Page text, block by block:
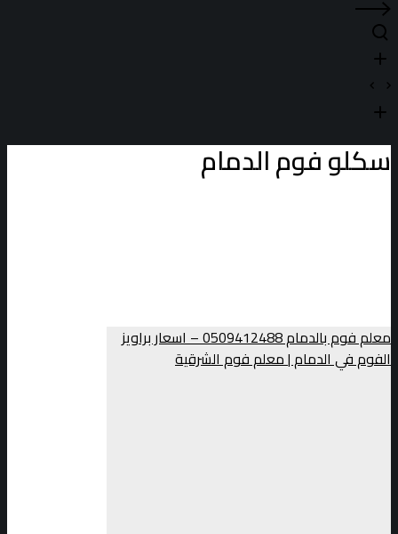
سكلو فوم الدمام
معلم فوم بالدمام 0509412488 – اسعار براويز
الفوم في الدمام | معلم فوم الشرقية